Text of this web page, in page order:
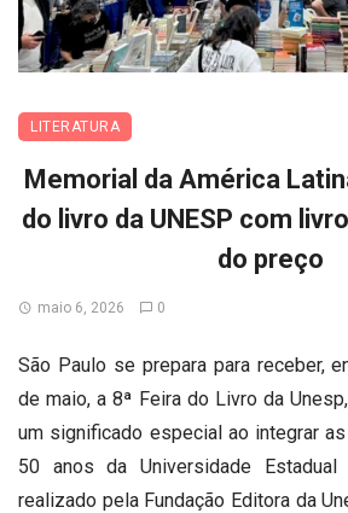
LITERATURA
Memorial da América
do livro da UNESP com
do preço
maio 6, 2026 0
São Paulo se prepara para receber,
de maio, a 8ª Feira do Livro da
um significado especial ao integrar
50 anos da Universidade Estadual
realizado pela Fundação Editora da